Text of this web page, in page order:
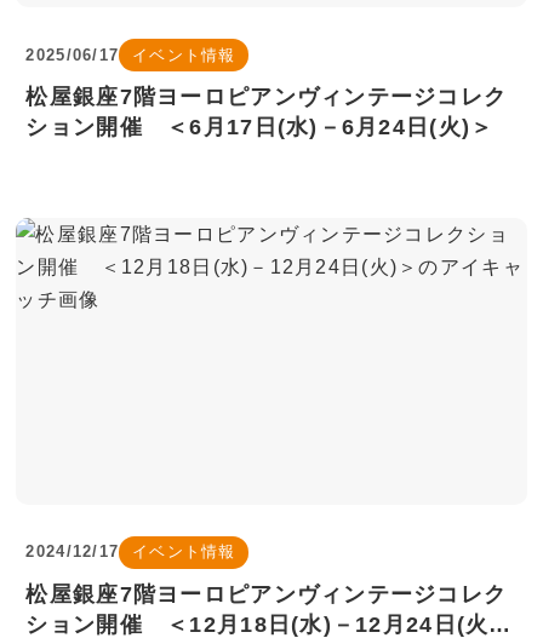
2025/06/17 イベント情報
松屋銀座7階ヨーロピアンヴィンテージコレク
ション開催 ＜6月17日(水)－6月24日(火)＞
2024/12/17 イベント情報
松屋銀座7階ヨーロピアンヴィンテージコレク
ション開催 ＜12月18日(水)－12月24日(火)